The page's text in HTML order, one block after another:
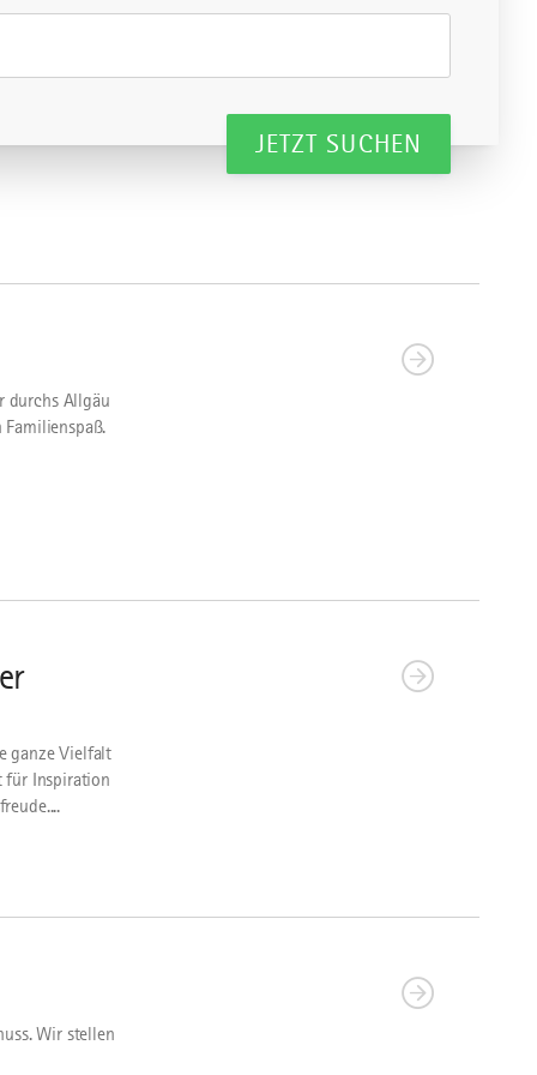
JETZT SUCHEN
durchs Allgäu
ganze Vielfalt
für Inspiration
Wir stellen